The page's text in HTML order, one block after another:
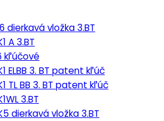
dierkavá vložka 3.BT
A 3.BT
kľúčové
ELBB 3. BT patent kľúč
TL BB 3. BT patent kľúč
3.BT
dierkavá vložka 3.BT